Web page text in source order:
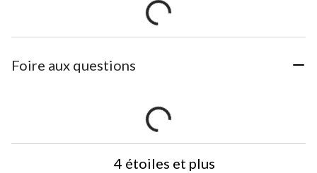
Foire aux questions
4 étoiles et plus